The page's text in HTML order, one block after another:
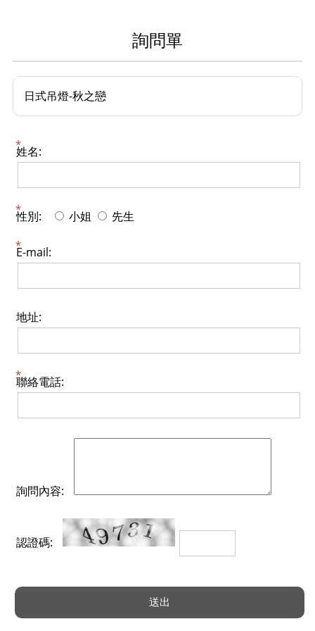
詢問單
日式吊燈-秋之戀
姓名:
性別: 小姐 先生
E-mail:
地址:
聯絡電話:
詢問內容:
認證碼: